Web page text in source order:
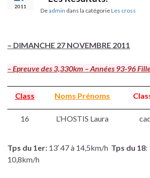
2011
Deadmin dans la catégorieLes cross
– DIMANCHE 27 NOVEMBRE 2011
– Epreuve des 3,330km – Années 93-96
Class Noms Prénoms
16 L’HOSTIS Laura
Tps du 1er: 13′ 47 à 14,5km/h Tps du 18:
10,8km/h